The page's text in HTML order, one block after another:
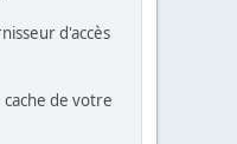
d'accès
de votre